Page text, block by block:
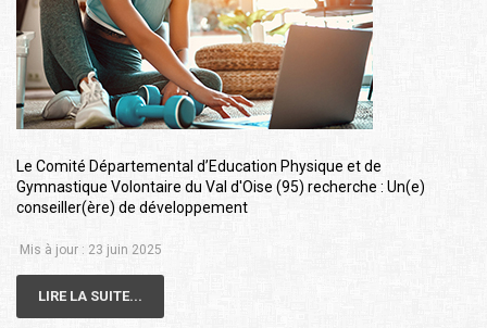
Le Comité Départemental d’Education Physique et de
Gymnastique Volontaire du Val d'Oise (95) recherche : Un(e)
conseiller(ère) de développement
Mis à jour : 23 juin 2025
LIRE LA SUITE...